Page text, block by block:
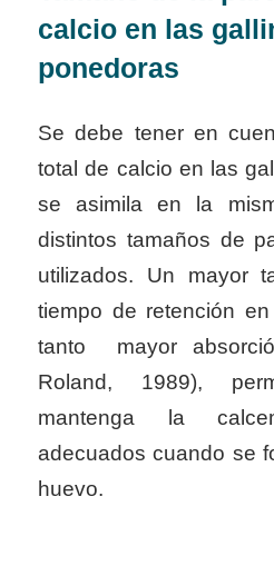
calcio en las
ponedoras
Se debe tener en
total de calcio en las
se asimila en la
distintos tamaños de
utilizados. Un mayor
tiempo de retención
tanto mayor
Roland, 1989),
mantenga la
adecuados cuando se
huevo.